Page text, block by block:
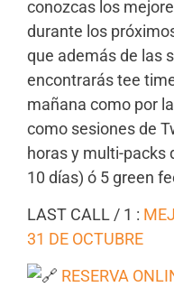
conozcas los
durante los
que además de las
encontrarás tee
mañana como por
como sesiones de
horas y multi-packs
10 días) ó 5 green
LAST CALL / 1 :
31 DE OCTUBRE
RESERVA